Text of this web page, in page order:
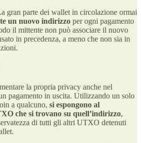
gran parte dei wallet in circolazione ormai
un nuovo indirizzo per ogni pagamento
il mittente non può associare il nuovo
in precedenza, a meno che non sia in
la propria privacy anche nel
pagamento in uscita. Utilizzando un solo
a qualcuno, si espongono al
che si trovano su quell’indirizzo,
di tutti gli altri UTXO detenuti